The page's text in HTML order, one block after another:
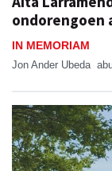
ondorengoen
IN MEMORIAM
Jon Ander Ubeda